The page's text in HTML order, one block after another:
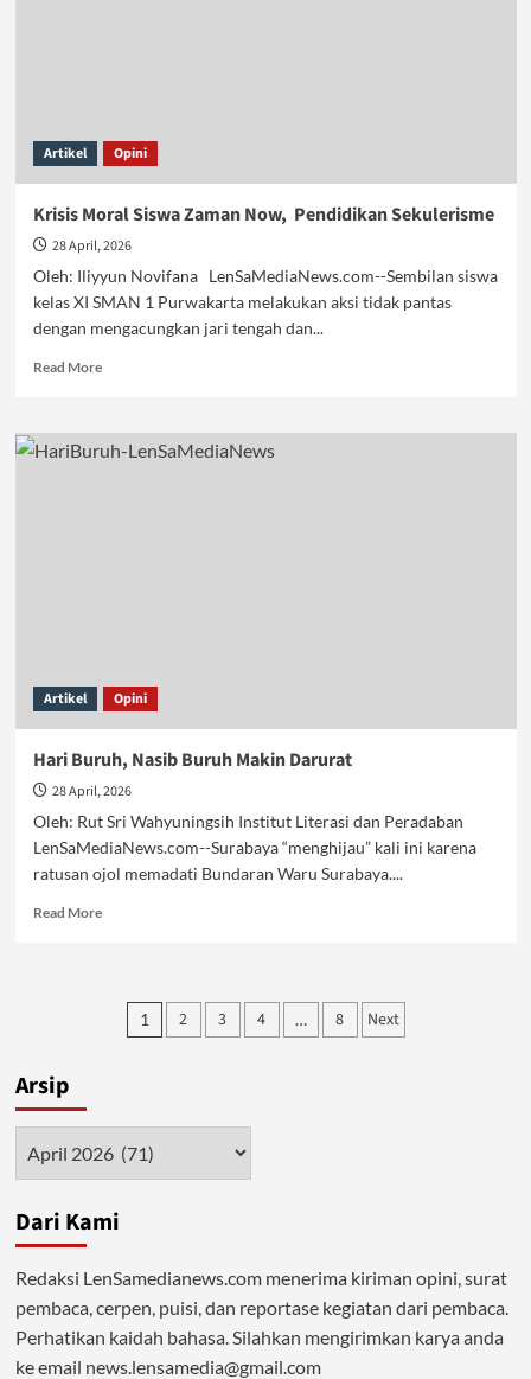
Artikel Opini
Krisis Moral Siswa Zaman Now, Pendidikan Sekulerisme
28 April, 2026
Oleh: Iliyyun Novifana LenSaMediaNews.com--Sembilan siswa
kelas XI SMAN 1 Purwakarta melakukan aksi tidak pantas
dengan mengacungkan jari tengah dan...
Read MoreRead
Krisis
Moral
Artikel Opini
Hari Buruh, Nasib Buruh Makin Darurat
28 April, 2026
Oleh: Rut Sri Wahyuningsih Institut Literasi dan Peradaban
LenSaMediaNews.com--Surabaya “menghijau” kali ini karena
ratusan ojol memadati Bundaran Waru Surabaya....
Read MoreRead
Buruh,Posts
1 2 3 4 … 8 Next
Arsip
Dari Kami
Redaksi LenSamedianews.com menerima kiriman opini, surat
pembaca, cerpen, puisi, dan reportase kegiatan dari pembaca.
Perhatikan kaidah bahasa. Silahkan mengirimkan karya anda
ke email news.lensamedia@gmail.com